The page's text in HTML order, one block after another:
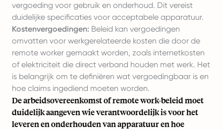
vergoeding voor gebruik en onderhoud. Dit vereist
duidelijke specificaties voor acceptabele apparatuur.
Kostenvergoedingen: Beleid kan vergoedingen
omvatten voor werkgerelateerde kosten die door de
remote worker gemaakt worden, zoals internetkosten
of elektriciteit die direct verband houden met werk. Het
is belangrijk om te definiëren wat vergoedingbaar is en
hoe claims ingediend moeten worden.
De arbeidsovereenkomst of remote work-beleid moet
duidelijk aangeven wie verantwoordelijk is voor het
leveren en onderhouden van apparatuur en hoe